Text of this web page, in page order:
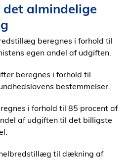
almindelige
beregnes i forhold til
egen andel af udgiften.
beregnes i forhold til
bestemmelser.
i forhold til 85 procent af
af udgiften til det billigste
til dækning af